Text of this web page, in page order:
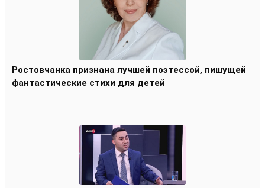
Ростовчанка признана лучшей поэтессой, пишущей
фантастические стихи для детей